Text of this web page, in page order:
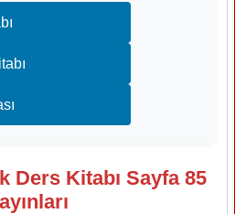
Ders Kitabı Sayfa 85